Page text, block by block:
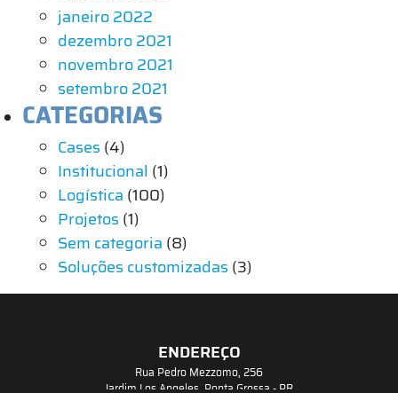
janeiro 2022
dezembro 2021
novembro 2021
setembro 2021
CATEGORIAS
Cases (4)
Institucional (1)
Logística (100)
Projetos (1)
Sem categoria (8)
Soluções customizadas (3)
ENDEREÇO
Rua Pedro Mezzomo, 256
Jardim Los Angeles, Ponta Grossa - PR